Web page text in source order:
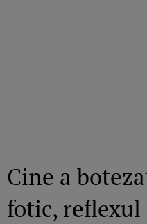
Cine a
fotic, reflexul